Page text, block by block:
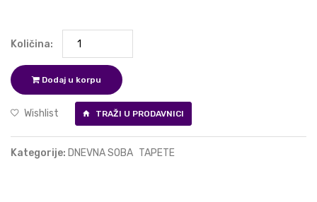
Količina:
Dodaj u korpu
Wishlist TRAŽI U PRODAVNICI
Kategorije: DNEVNA SOBA TAPETE